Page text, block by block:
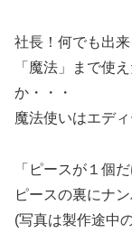
社長！何でも出
「魔法」まで使
か・・・
魔法使いはエデ
「ピースが１個
ピースの裏にナ
(写真は製作途中